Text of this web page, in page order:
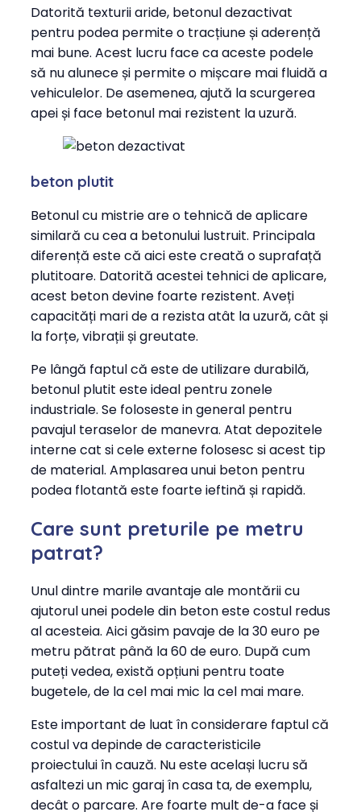
Datorită texturii aride, betonul dezactivat
pentru podea permite o tracțiune și aderență
mai bune. Acest lucru face ca aceste podele
să nu alunece și permite o mișcare mai fluidă a
vehiculelor. De asemenea, ajută la scurgerea
apei și face betonul mai rezistent la uzură.
beton plutit
Betonul cu mistrie are o tehnică de aplicare
similară cu cea a betonului lustruit. Principala
diferență este că aici este creată o suprafață
plutitoare. Datorită acestei tehnici de aplicare,
acest beton devine foarte rezistent. Aveți
capacități mari de a rezista atât la uzură, cât și
la forțe, vibrații și greutate.
Pe lângă faptul că este de utilizare durabilă,
betonul plutit este ideal pentru zonele
industriale. Se foloseste in general pentru
pavajul teraselor de manevra. Atat depozitele
interne cat si cele externe folosesc si acest tip
de material. Amplasarea unui beton pentru
podea flotantă este foarte ieftină și rapidă.
Care sunt preturile pe metru
patrat?
Unul dintre marile avantaje ale montării cu
ajutorul unei podele din beton este costul redus
al acesteia. Aici găsim pavaje de la 30 euro pe
metru pătrat până la 60 de euro. După cum
puteți vedea, există opțiuni pentru toate
bugetele, de la cel mai mic la cel mai mare.
Este important de luat în considerare faptul că
costul va depinde de caracteristicile
proiectului în cauză. Nu este același lucru să
asfaltezi un mic garaj în casa ta, de exemplu,
decât o parcare. Are foarte mult de-a face și